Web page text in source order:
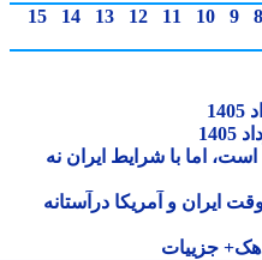
9
10
11
12
13
14
15
با شرایط ایران نه
و آمریکا درآستانه